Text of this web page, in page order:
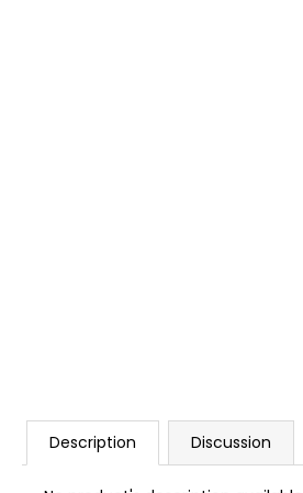
Description Discussion